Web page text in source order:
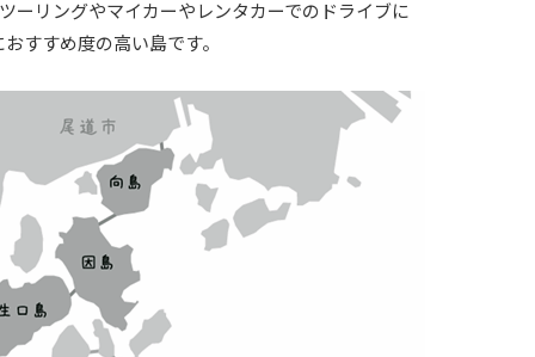
ーリングやマイカーやレンタカーでのドライブに
すすめ度の高い島です。